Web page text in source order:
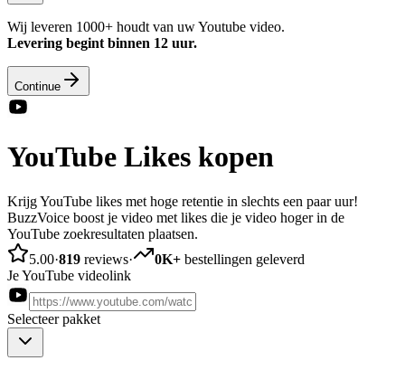
Wij leveren 1000+ houdt van uw Youtube video.
Levering begint binnen 12 uur.
Continue
YouTube Likes kopen
Krijg YouTube likes met hoge retentie in slechts een paar uur!
BuzzVoice boost je video met likes die je video hoger in de
YouTube zoekresultaten plaatsen.
5.00·819 reviews· 0K+ bestellingen geleverd
Je YouTube videolink
Selecteer pakket